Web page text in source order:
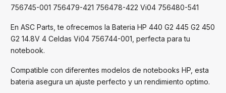
756745-001 756479-421 756478-422 Vi04 756480-541
En ASC Parts, te ofrecemos la Bateria HP 440 G2 445 G2 450
G2 14.8V 4 Celdas Vi04 756744-001, perfecta para tu
notebook.
Compatible con diferentes modelos de notebooks HP, esta
bateria asegura un ajuste perfecto y un rendimiento optimo.